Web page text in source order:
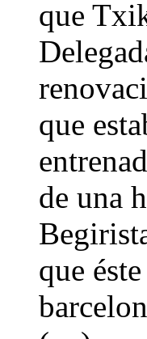
que
que
de una
que